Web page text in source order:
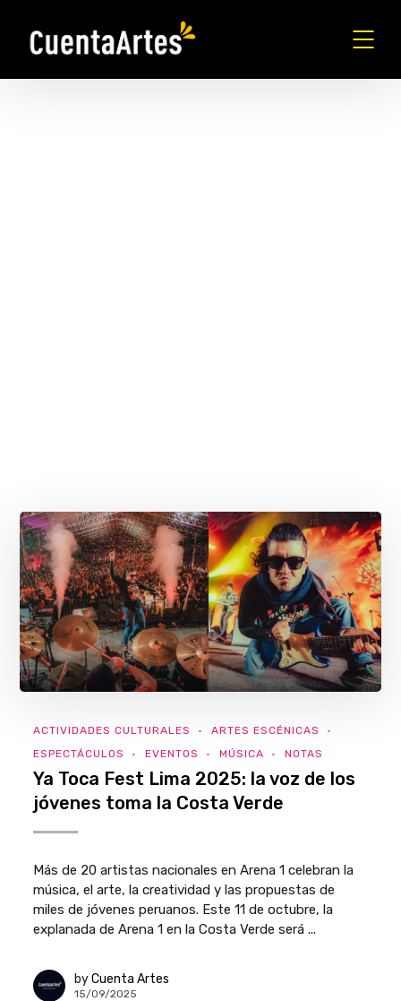
ACTIVIDADES CULTURALES
ARTES ESCÉNICAS
ESPECTÁCULOS
EVENTOS MÚSICA NOTAS
Ya Toca Fest Lima 2025: la voz de los
jóvenes toma la Costa Verde
Más de 20 artistas nacionales en Arena 1 celebran la
música, el arte, la creatividad y las propuestas de
miles de jóvenes peruanos. Este 11 de octubre, la
explanada de Arena 1 en la Costa Verde será ...
by Cuenta Artes
15/09/2025